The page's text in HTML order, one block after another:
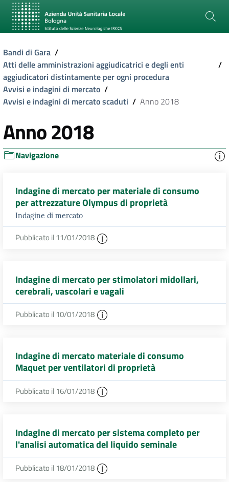
Bandi di Gara /
Atti delle amministrazioni aggiudicatrici e degli enti
aggiudicatori distintamente per ogni procedura
/
Avvisi e indagini di mercato /
Avvisi e indagini di mercato scaduti / Anno 2018
Anno 2018
Navigazione
Indagine di mercato per materiale di consumo
per attrezzature Olympus di proprietà
Indagine di mercato
Pubblicato il 11/01/2018
Indagine di mercato per stimolatori midollari,
cerebrali, vascolari e vagali
Pubblicato il 10/01/2018
Indagine di mercato materiale di consumo
Maquet per ventilatori di proprietà
Pubblicato il 16/01/2018
Indagine di mercato per sistema completo per
l'analisi automatica del liquido seminale
Pubblicato il 18/01/2018